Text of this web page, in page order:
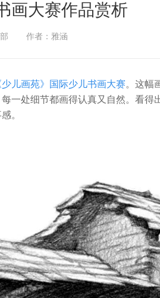
画大赛作品赏析
作者：雅涵
少儿画苑》国际少儿书画大赛。这幅
一处细节都画得认真又自然。看得
。